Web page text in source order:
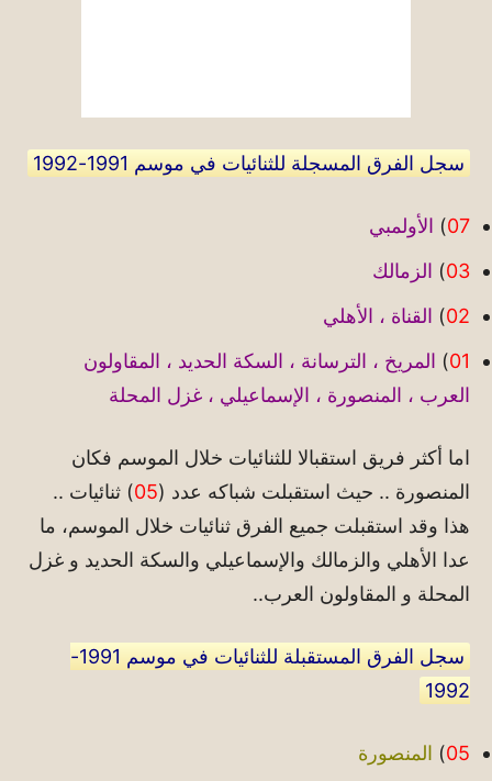
سجل الفرق المسجلة للثنائيات في موسم 1991-1992
07
) الأولمبي
03
) الزمالك
02
) القناة ، الأهلي
01
) المريخ ، الترسانة ، السكة الحديد ، المقاولون
العرب ، المنصورة ، الإسماعيلي ، غزل المحلة
اما أكثر فريق استقبالا للثنائيات خلال الموسم فكان
المنصورة .. حيث استقبلت شباكه عدد (05) ثنائيات ..
هذا وقد استقبلت جميع الفرق ثنائيات خلال الموسم، ما
عدا الأهلي والزمالك والإسماعيلي والسكة الحديد و غزل
المحلة و المقاولون العرب..
سجل الفرق المستقبلة للثنائيات في موسم 1991-
1992
05
) المنصورة